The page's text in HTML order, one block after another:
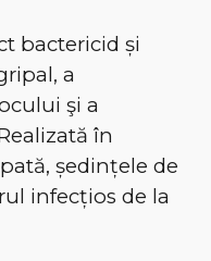
bactericid și
a
şi a
în
ședințele de
infecțios de la